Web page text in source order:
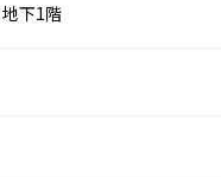
地下1階